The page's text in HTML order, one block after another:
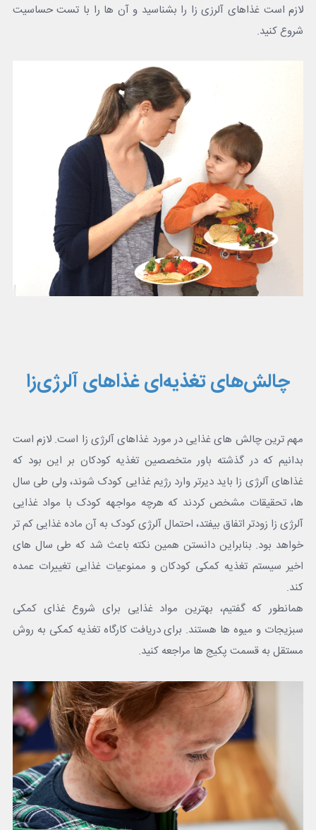
لازم است غذاهای آلرزی زا را بشناسید و آن ها را با تست حساسیت
شروع کنید.
چالش‌های تغذیه‌ای غذاهای آلرژی‌زا
مهم ترین چالش های غذایی در مورد غذاهای آلرژی زا است. لازم است
بدانیم که در گذشته باور متخصصین تغذیه کودکان بر این بود که
غذاهای آلرژی زا باید دیرتر وارد رژیم غذایی کودک شوند، ولی طی سال
ها، تحقیقات مشخص کردند که هرچه مواجهه کودک با مواد غذایی
آلرژی زا زودتر اتفاق بیفتد، احتمال آلرژی کودک به آن ماده غذایی کم تر
خواهد بود. بنابراین دانستن همین نکته باعث شد که طی سال های
اخیر سیستم تغذیه کمکی کودکان و ممنوعیات غذایی تغییرات عمده
کند.
همانطور که گفتیم، بهترین مواد غذایی برای شروع غذای کمکی
سبزیجات و میوه ها هستند. برای دریافت کارگاه تغذیه کمکی به روش
مستقل به قسمت پکیج ها مراجعه کنید.